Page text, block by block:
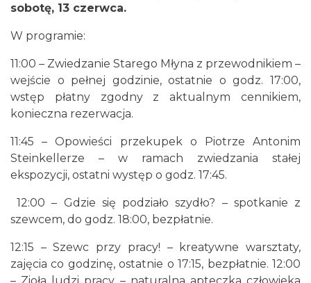
(piątek)
8.61 km
Juromania w Złotym Potoku: 19.09.2026
Złoty Potok
sobotę, 13 czerwca.
W programie:
11:00 – Zwiedzanie Starego Młyna z przewodnikiem –
wejście o pełnej godzinie, ostatnie o godz. 17:00,
wstęp płatny zgodny z aktualnym cennikiem,
konieczna rezerwacja.
11:45 – Opowieści przekupek o Piotrze Antonim
Steinkellerze – w ramach zwiedzania stałej
ekspozycji, ostatni występ o godz. 17:45.
12:00 – Gdzie się podziało szydło? – spotkanie z
szewcem, do godz. 18:00, bezpłatnie.
12:15 – Szewc przy pracy! – kreatywne warsztaty,
zajęcia co godzinę, ostatnie o 17:15, bezpłatnie. 12:00
– Zioła ludzi pracy – naturalna apteczka człowieka